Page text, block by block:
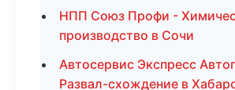
НПП Союз Профи -
производство в Сочи
Автосервис Экспресс
Развал-схождение в